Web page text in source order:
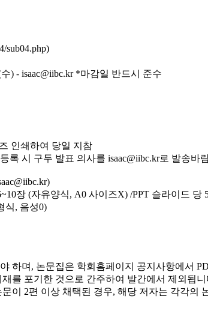
sub04.php)
) - isaac@iibc.kr *마감일 반드시 준수
인쇄하여 당일 지참
록 시 구두 발표 의사를 isaac@iibc.kr로 발송바
장 (자유양식, A0 사이즈X) /PPT 슬라이드
식, 음성0)
하며, 논문집은 학회홈페이지 공지사항에서
를 포기한 것으로 간주하여 발간에서 제외됩니
이 2편 이상 채택된 경우, 해당 저자는 각각의